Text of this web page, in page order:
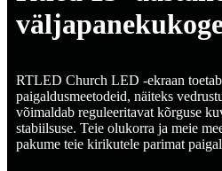
RTLED Church LED -ekraan
paigaldusmeetodeid, näiteks
võimaldab reguleeritavat kõrguse
stabiilsuse. Teie olukorra ja meie
pakume teie kirikutele parimat